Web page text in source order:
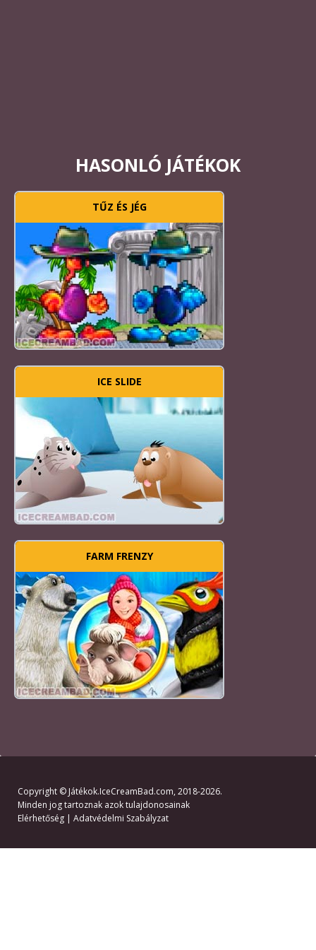
HASONLÓ JÁTÉKOK
TŰZ ÉS JÉG
ICE SLIDE
FARM FRENZY
Copyright © Játékok.IceCreamBad.com, 2018-2026.
Minden jog tartoznak azok tulajdonosainak
Elérhetőség | Adatvédelmi Szabályzat